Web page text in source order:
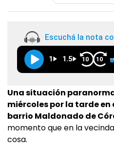
Escuchá la nota
1 1.5 10 10
Una situación
miércoles por la tarde en
barrio Maldonado de
momento que en la
cosa.